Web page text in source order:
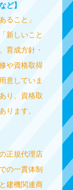
ど】
ること」
新しいこと
育成方針・
や資格取得
意していま
り、資格取
ります。
正規代理店
の一貫体制
建機関連商